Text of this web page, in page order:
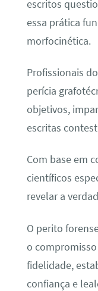
escritos
essa prática
morfocinética.
Profissionais
perícia
objetivos,
escritas
Com base em
científicos
revelar a
O perito
o
fidelidade,
confiança e